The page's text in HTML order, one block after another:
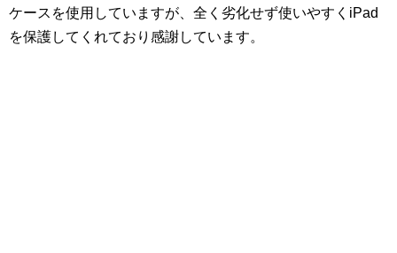
ケースを使用していますが、全く劣化せず使いやすくiPad
を保護してくれており感謝しています。